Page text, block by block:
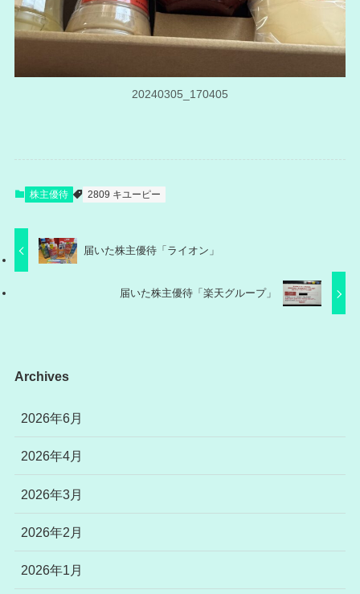
20240305_170405
株主優待 2809 キユーピー
届いた株主優待「ライオン」
届いた株主優待「楽天グループ」
Archives
2026年6月
2026年4月
2026年3月
2026年2月
2026年1月